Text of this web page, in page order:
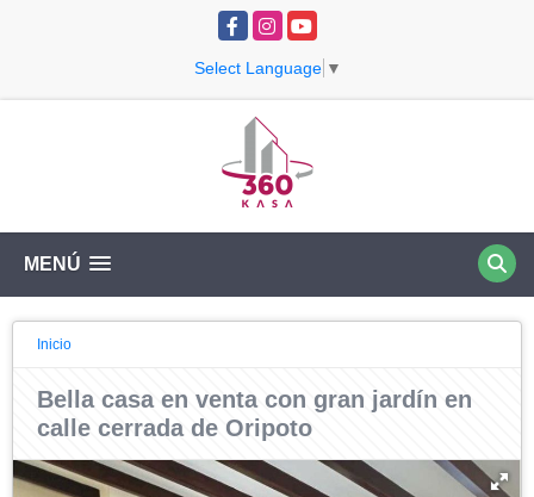
Facebook
InstagramYouTube
Select Language ▼
MENÚ
Inicio
Bella casa en venta con gran jardín en
calle cerrada de Oripoto